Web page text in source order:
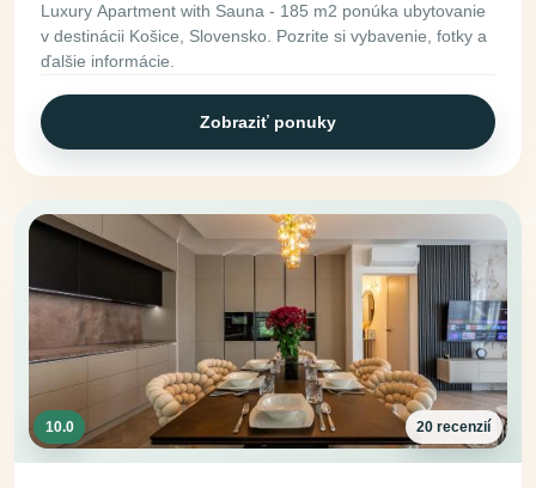
Luxury Apartment with Sauna - 185 m2 ponúka ubytovanie
v destinácii Košice, Slovensko. Pozrite si vybavenie, fotky a
ďalšie informácie.
Zobraziť ponuky
10.0 20 recenzií